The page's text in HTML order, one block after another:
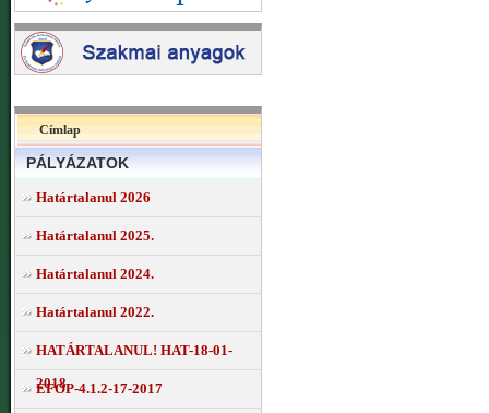
Címlap
PÁLYÁZATOK
Határtalanul 2026
Határtalanul 2025.
Határtalanul 2024.
Határtalanul 2022.
HATÁRTALANUL! HAT-18-01-
2018
EFOP-4.1.2-17-2017